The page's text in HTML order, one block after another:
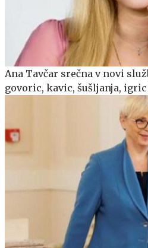
Ana Tavčar srečna v novi
govoric, kavic, šušljanja,